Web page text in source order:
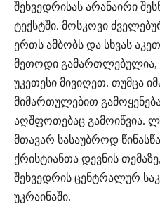
შეხვედრისას არანაირი
ტექსტში. მოსკოვი
ერთს ამბობს და სხვას
მეთოდი გამართლებულია,
უკეთესი მივიღეთ. თუმცა
მიმართულებით
აღშფოთებაც გამოიწვია.
მთავარ სასაუბროდ
ქრისტიანთა დევნის
შეხვედრის ცენტრალურ
უკრაინაში.